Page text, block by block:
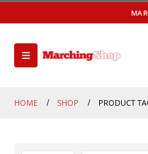
HOME SHOP PRODUCT